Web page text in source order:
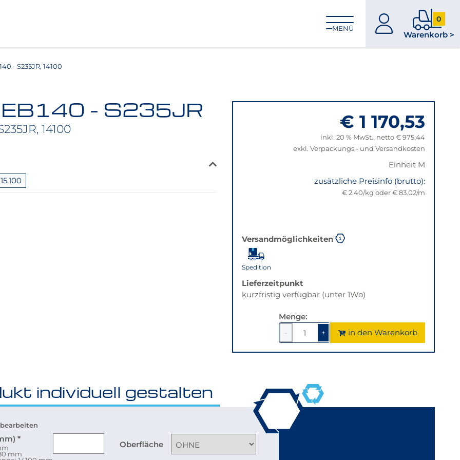
MENÜ
zum
0
Warenkorb >
0
im
- S235JR, 14100
- S235JR
14100
15.100
€ 1 170,53
inkl. 20 % MwSt., netto € 975,44
exkl. Verpackungs,- und Versandkosten
Einheit M
zusätzliche Preisinfo (brutto):
€ 2.40/kg oder € 83.02/m
Versandmöglichkeiten
Spedition
Lieferzeitpunkt
kurzfristig verfügbar (unter 1Wo)
Menge:
-
1
um
1
+
1
um
1
in den Warenkorb
individuell gestalten
*
mm
Oberfläche